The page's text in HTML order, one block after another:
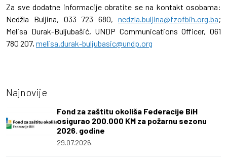
Za sve dodatne informacije obratite se na kontakt osobama:
Nedžla Buljina, 033 723 680, nedzla.buljina@fzofbih.org.ba;
Melisa Durak-Buljubašić, UNDP Communications Officer, 061
780 207, melisa.durak-buljubasic@undp.org
Najnovije
Fond za zaštitu okoliša Federacije BiH
osigurao 200.000 KM za požarnu sezonu
2026. godine
29.07.2026.